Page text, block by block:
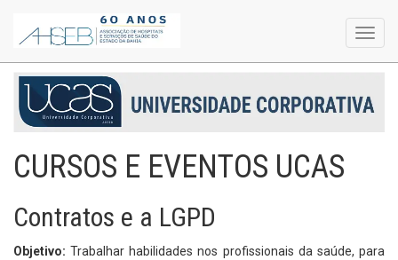
CURSOS E EVENTOS UCAS
Contratos e a LGPD
Objetivo:Trabalhar habilidades nos profissionais da saúde, para